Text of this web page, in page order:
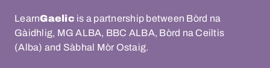
LearnGaelic is a partnership between Bòrd na
Gàidhlig, MG ALBA, BBC ALBA, Bòrd na Ceiltis
(Alba) and Sàbhal Mòr Ostaig.